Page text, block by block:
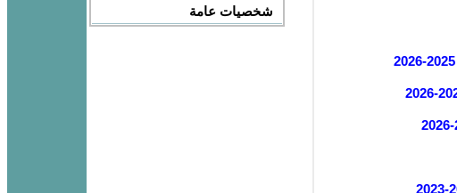
شخصيات عامة